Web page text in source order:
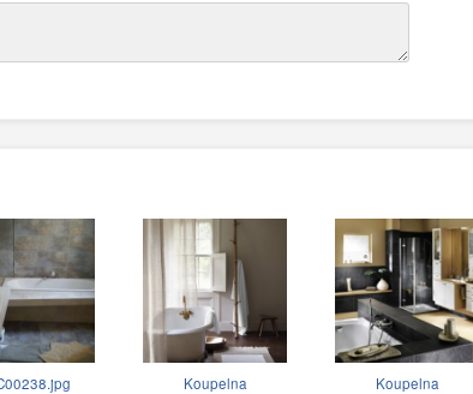
Koupelna Koupelna